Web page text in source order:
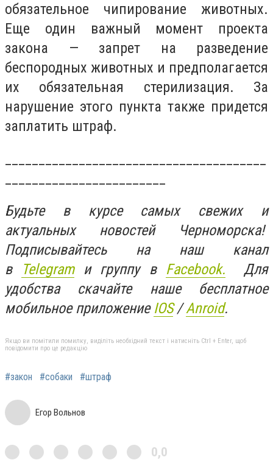
обязательное чипирование животных.
Еще один важный момент проекта
закона — запрет на разведение
беспородных животных и предполагается
их обязательная стерилизация. За
нарушение этого пункта также придется
заплатить штраф.
Будьте в курсе самых свежих и
актуальных новостей Черноморска!
Подписывайтесь на наш канал
в
Telegramи группу в Facebook. Для
удобства скачайте наше бесплатное
мобильное приложение IOS/Anroid.
Якщо ви помітили помилку, виділіть необхідний текст і натисніть Ctrl + Enter, щоб
повідомити про це редакцію
#закон #собаки #штраф
Егор Вольнов
0,0